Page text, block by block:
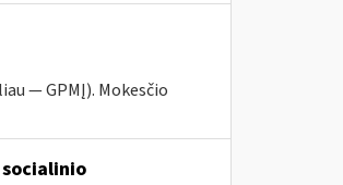
— GPMĮ). Mokesčio